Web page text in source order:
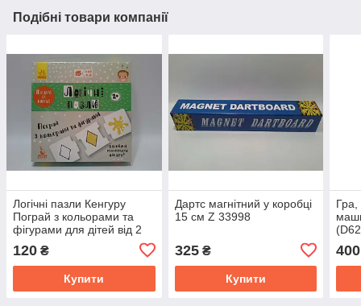
Подібні товари компанії
Логічні пазли Кенгуру
Пограй з кольорами та
фігурами для дітей від 2
120 ₴
Купити
Дартс магнітний у коробці
15 см Z 33998
325₴
Купити
400